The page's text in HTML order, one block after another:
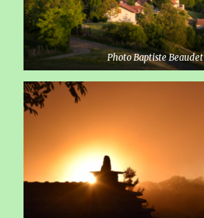
Photo Baptiste Beaudet